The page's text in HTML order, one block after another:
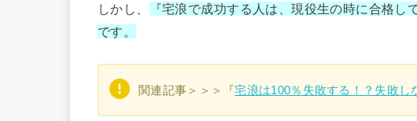
しかし、 『宅浪で成功する人は、現役生の時に合格し
です。
関連記事＞＞＞『宅浪は100％失敗する！？失敗し